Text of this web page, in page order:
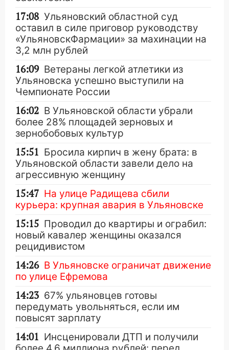
17:08 Ульяновский областной суд
оставил в силе приговор руководству
«УльяновскФармации» за махинации на
3,2 млн рублей
16:09 Ветераны легкой атлетики из
Ульяновска успешно выступили на
Чемпионате России
16:02 В Ульяновской области убрали
более 28% площадей зерновых и
зернобобовых культур
15:51 Бросила кирпич в жену брата: в
Ульяновской области завели дело на
агрессивную женщину
15:47 На улице Радищева сбили
курьера: крупная авария в Ульяновске
15:15 Проводил до квартиры и ограбил:
новый кавалер женщины оказался
рецидивистом
14:26 В Ульяновске ограничат движение
по улице Ефремова
14:23 67% ульяновцев готовы
передумать увольняться, если им
повысят зарплату
14:01 Инсценировали ДТП и получили